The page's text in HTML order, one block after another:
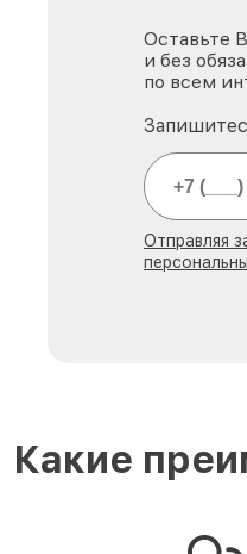
Оставьте
и без
по всем
Отправляя
Какие